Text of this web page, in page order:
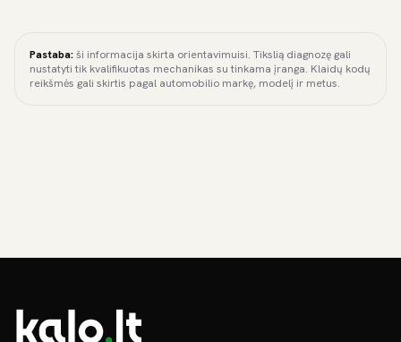
Pastaba:ši informacija skirta orientavimuisi. Tikslią diagnozę gali
nustatyti tik kvalifikuotas mechanikas su tinkama įranga. Klaidų kodų
reikšmės gali skirtis pagal automobilio markę, modelį ir metus.